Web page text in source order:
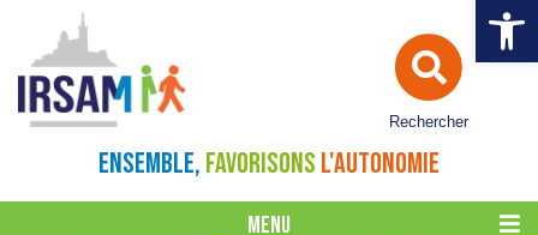
Ouvrir
Rechercher
ENSEMBLE, FAVORISONS L'AUTONOMIE
MENU